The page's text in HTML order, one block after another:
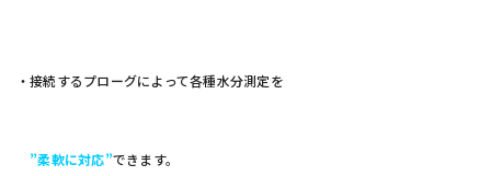
・接続するプローグによって各種水分測定を
”柔軟に対応”できます。